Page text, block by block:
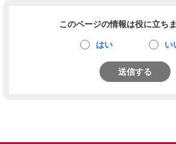
このページの情報は役に立ち
はい い
送信する